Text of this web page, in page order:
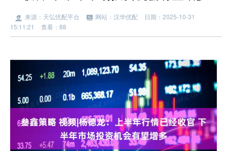
来源：天弘忧配平台 网站：汉华优配
日期：2025-10-31
15:11:21
查看：88